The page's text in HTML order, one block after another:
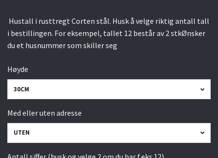
Hustall i rusttregt Corten stål. Husk å velge riktig antall tall
i bestillingen. For eksempel, tallet 12 består av 2 stkØnsker
du et husnummer som skiller seg
Høyde
30CM
Med eller uten adresse
UTEN